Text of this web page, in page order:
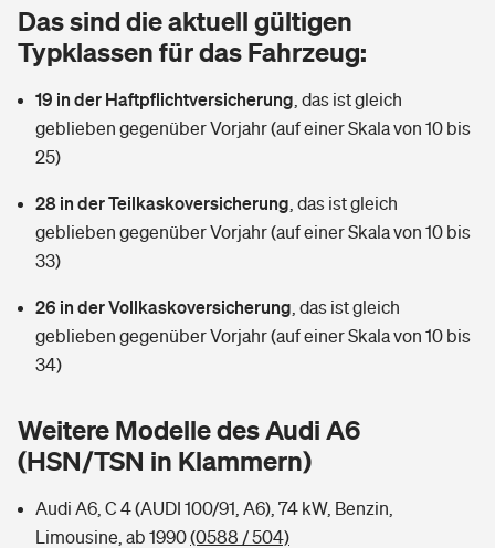
Tools
Wer versichert was: Jetzt Versicherer finden
Sie haben Fragen?
Glasversicherung
Mietkautionsversicherung
Restkreditversicherung
Zur Übersicht
Tools
Wer versichert was: Jetzt Versicherer finden
Sie haben Fragen?
Kinderunfall­ver­si­che­rung
Kinderinvalidität
Hundehalter-Haftpflicht
Handyversicherung
Musikinstrumentenversicherung
Zur Übersicht
Dread-Disease-Versicherung
Tierkrankenversicherung
Zur Übersicht
Tools
Wer versichert was: Jetzt Versicherer finden
Sie haben Fragen?
Rentenrechner: Wie viel Geld bekomme ich im Alter?
Das sind die aktuell gültigen
Typklassen für das Fahrzeug:
19 in der Haftpflichtversicherung das ist gleich
geblieben gegenüber Vorjahr (auf einer Skala von 10 bis
25)
28 in der Teilkaskoversicherung das ist gleich
geblieben gegenüber Vorjahr (auf einer Skala von 10 bis
33)
26 in der Vollkaskoversicherung das ist gleich
geblieben gegenüber Vorjahr (auf einer Skala von 10 bis
34)
Weitere Modelle des Audi A6
(HSN/TSN in Klammern)
Audi A6, C 4 (AUDI 100/91, A6), 74 kW, Benzin,
Limousine, ab 1990(0588 / 504)